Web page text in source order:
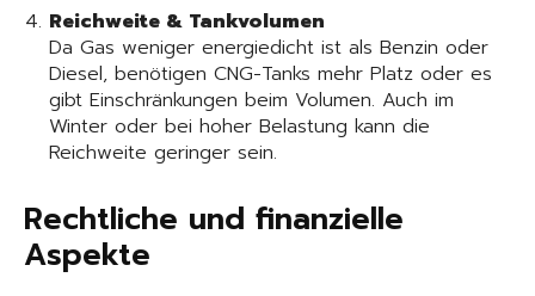
Reichweite & Tankvolumen
Da Gas weniger energiedicht ist als Benzin oder
Diesel, benötigen CNG-Tanks mehr Platz oder es
gibt Einschränkungen beim Volumen. Auch im
Winter oder bei hoher Belastung kann die
Reichweite geringer sein.
Rechtliche und finanzielle
Aspekte